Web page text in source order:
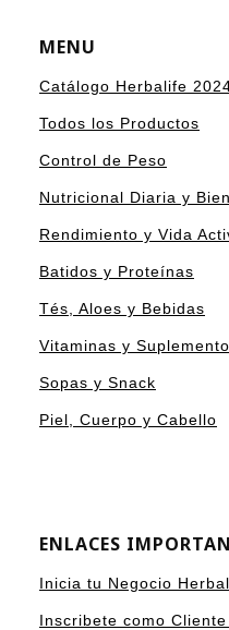
MENU
Catálogo Herbalife
Todos los Productos
Control de Peso
Nutricional Diaria y
Rendimiento y Vida
Batidos y Proteínas
Tés, Aloes y Bebidas
Vitaminas y
Sopas y Snack
Piel, Cuerpo y Cabello
ENLACES
Inicia tu Negocio
Inscribete como